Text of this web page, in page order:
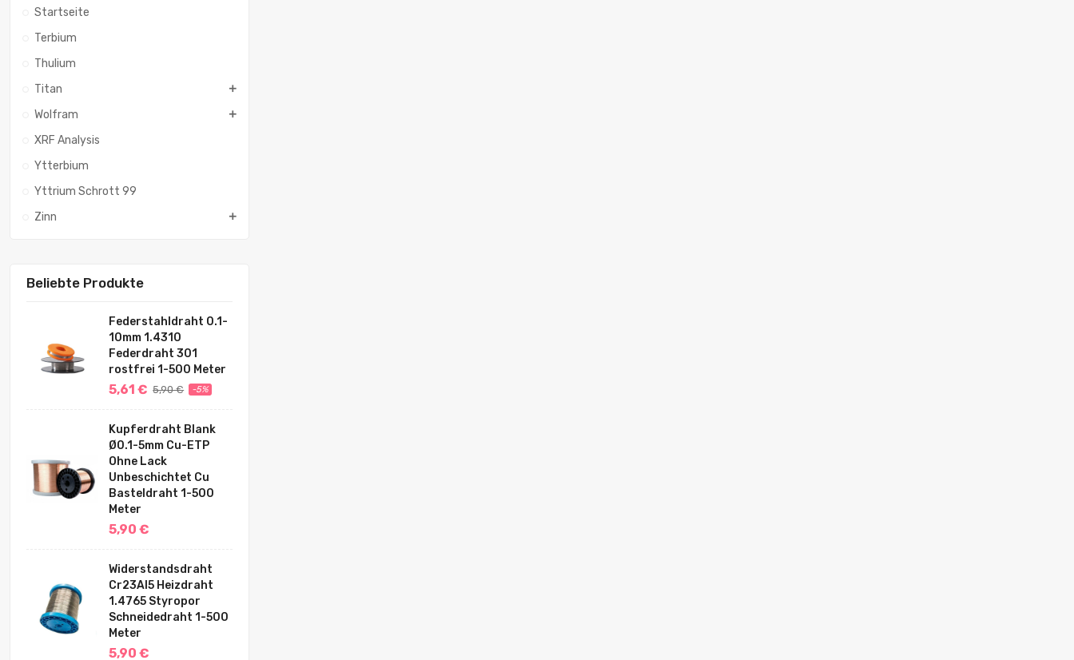
Startseite
Terbium
Thulium
Titan
Wolfram
XRF Analysis
Ytterbium
Yttrium Schrott 99
Zinn
Beliebte Produkte
Federstahldraht 0.1-
10mm 1.4310
Federdraht 301
rostfrei 1-500 Meter
5,61 € 5,90 € -5%
Kupferdraht Blank
Ø0.1-5mm Cu-ETP
Ohne Lack
Unbeschichtet Cu
Basteldraht 1-500
Meter
5,90 €
Widerstandsdraht
Cr23Al5 Heizdraht
1.4765 Styropor
Schneidedraht 1-500
Meter
5,90 €